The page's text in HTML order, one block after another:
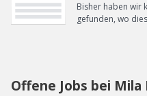
Bisher haben wir
gefunden, wo
Offene Jobs bei Mila